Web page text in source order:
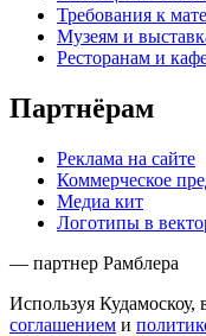
Требования к
Музеям и
Ресторанам и
Партнёрам
Реклама на сайте
Коммерческое
Медиа кит
Логотипы в
— партнер Рамблера
Используя Кудамоскоу,
соглашением и